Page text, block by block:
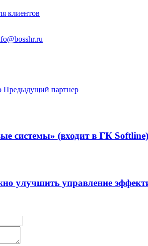
клиентов
Предыдущий партнер
системы» (входит в ГК
улучшить управление